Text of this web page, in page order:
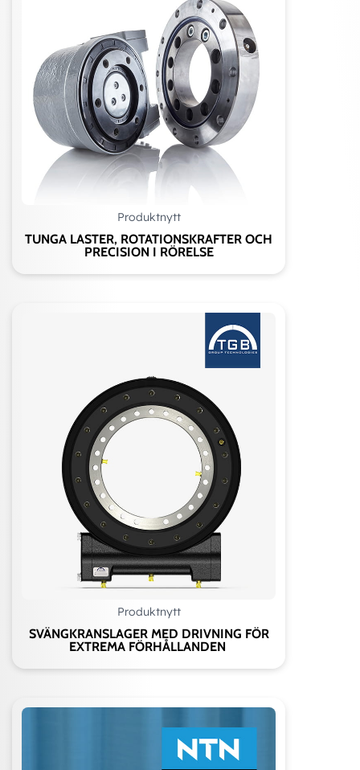
Produktnytt
TUNGA LASTER, ROTATIONSKRAFTER OCH
PRECISION I RÖRELSE
Produktnytt
SVÄNGKRANSLAGER MED DRIVNING FÖR
EXTREMA FÖRHÅLLANDEN